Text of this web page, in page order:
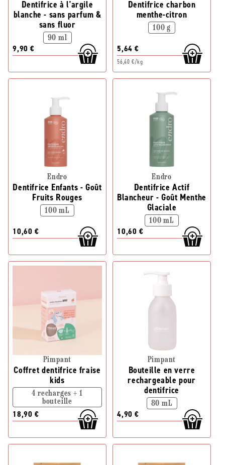
Dentifrice à l'argile
blanche - sans parfum &
sans fluor
90 ml
9,90 €
Dentifrice charbon
menthe-citron
100 g
5,64 €
56,40 €/kg
Endro
Dentifrice Enfants - Goût
Fruits Rouges
100 mL
10,60 €
Endro
Dentifrice Actif
Blancheur - Goût Menthe
Glaciale
100 mL
10,60 €
Pimpant
Coffret dentifrice fraise
kids
4 recharges + 1
bouteille
18,90 €
Pimpant
Bouteille en verre
rechargeable pour
dentifrice
80 mL
4,90 €